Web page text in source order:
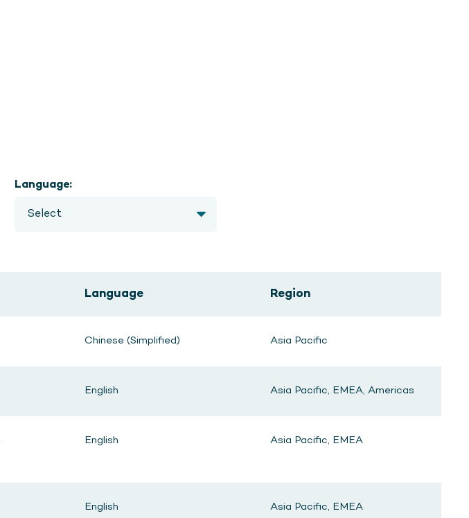
Language:
Language Region
Chinese (Simplified) Asia Pacific
English Asia Pacific, EMEA, Americas
English Asia Pacific, EMEA
English Asia Pacific, EMEA